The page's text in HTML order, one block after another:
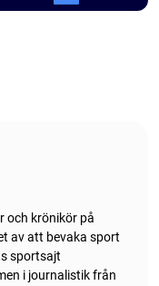
och krönikör på
av att bevaka sport
sportsajt
i journalistik från